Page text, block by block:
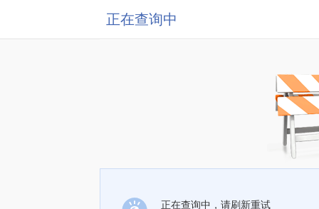
正在查询中
正在查询中，请刷新重试